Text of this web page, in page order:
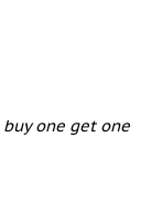
buy one get one